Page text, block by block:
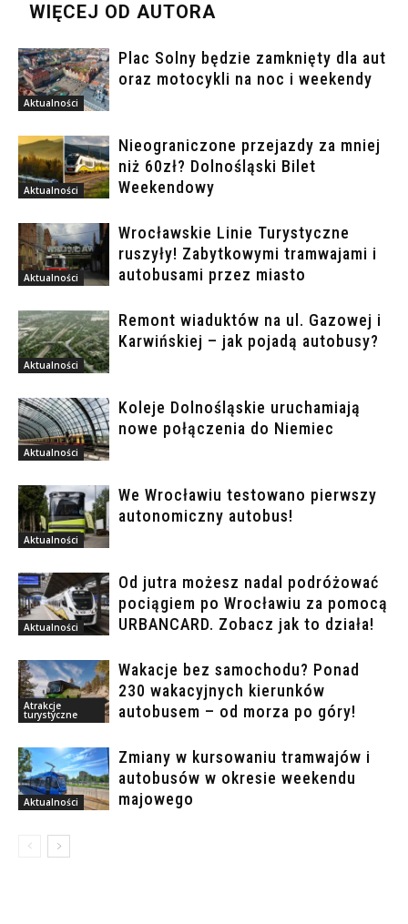
WIĘCEJ OD AUTORA
Aktualności
Plac Solny będzie zamknięty dla aut
oraz motocykli na noc i weekendy
Aktualności
Nieograniczone przejazdy za mniej
niż 60zł? Dolnośląski Bilet
Weekendowy
Aktualności
Wrocławskie Linie Turystyczne
ruszyły! Zabytkowymi tramwajami i
autobusami przez miasto
Aktualności
Remont wiaduktów na ul. Gazowej i
Karwińskiej – jak pojadą autobusy?
Aktualności
Koleje Dolnośląskie uruchamiają
nowe połączenia do Niemiec
Aktualności
We Wrocławiu testowano pierwszy
autonomiczny autobus!
Aktualności
Od jutra możesz nadal podróżować
pociągiem po Wrocławiu za pomocą
URBANCARD. Zobacz jak to działa!
Atrakcje
turystyczne
Wakacje bez samochodu? Ponad
230 wakacyjnych kierunków
autobusem – od morza po góry!
Aktualności
Zmiany w kursowaniu tramwajów i
autobusów w okresie weekendu
majowego